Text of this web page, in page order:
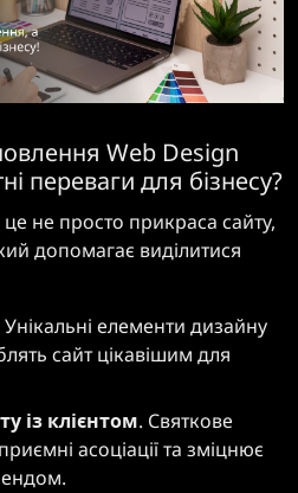
Web Design
переваги для бізнесу?
не просто прикраса сайту,
допомагає виділитися
Унікальні елементи дизайну
сайт цікавішим для
із клієнтом. Святкове
асоціації та зміцнює